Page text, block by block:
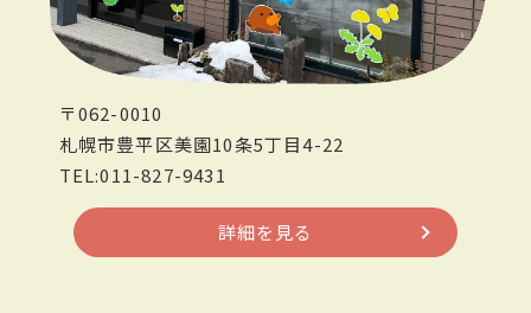
〒062-0010
札幌市豊平区美園10条5丁目4-22
TEL:011-827-9431
詳細を見る